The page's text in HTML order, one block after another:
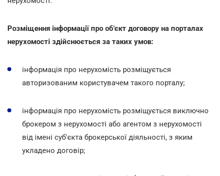
Розміщення інформації про об'єкт договору на порталах
нерухомості здійснюється за таких умов:
інформація про нерухомість розміщується
авторизованим користувачем такого порталу;
інформація про нерухомість розміщується виключно
брокером з нерухомості або агентом з нерухомості
від імені суб'єкта брокерської діяльності, з яким
укладено договір;